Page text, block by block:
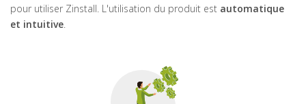
pour utiliser Zinstall. L'utilisation du produit est automatique
et intuitive